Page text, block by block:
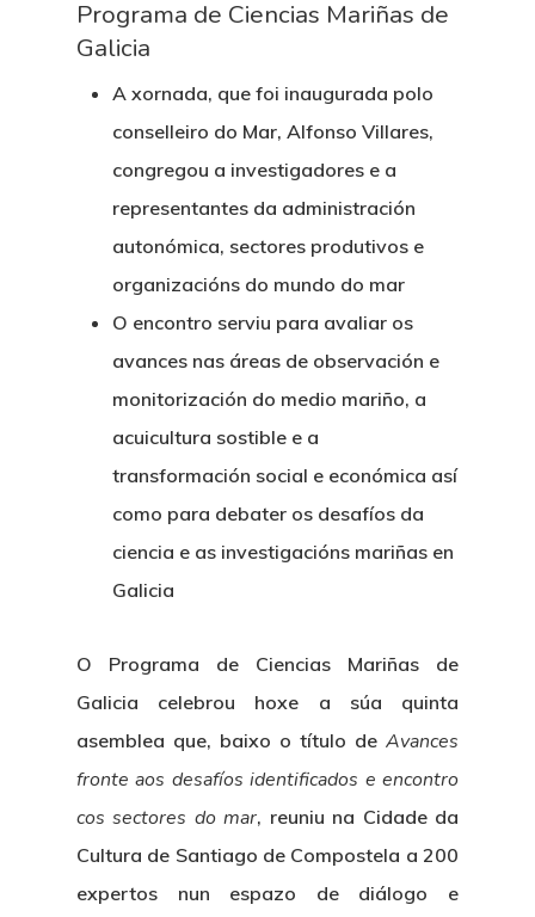
Programa de Ciencias Mariñas de
Galicia
A xornada, que foi inaugurada polo
conselleiro do Mar, Alfonso Villares,
congregou a investigadores e a
representantes da administración
autonómica, sectores produtivos e
organizacións do mundo do mar
O encontro serviu para avaliar os
avances nas áreas de observación e
monitorización do medio mariño, a
acuicultura sostible e a
transformación social e económica así
como para debater os desafíos da
ciencia e as investigacións mariñas en
Galicia
O Programa de Ciencias Mariñas de
Galicia celebrou hoxe a súa quinta
asemblea que, baixo o título de Avances
fronte aos desafíos identificados e encontro
cos sectores do mar, reuniu na Cidade da
Cultura de Santiago de Compostela a 200
expertos nun espazo de diálogo e